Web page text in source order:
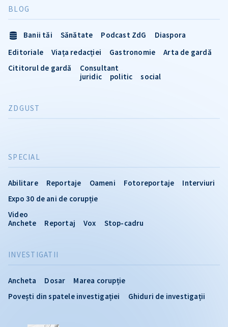
INVESTIGATII
Ancheta Dosar
Marea corupție
Povești din spatele investigației
Ghiduri de investigații
SPECIAL
Abilitare Reportaje Oameni Fotoreportaje
Interviuri
Expo 30 de ani de corupție
Video
Anchete
Reportaj Vox Stop-cadru
BLOG
Banii tăi Sănătate Podcast ZdG
Diaspora
Editoriale
Viața redacției Gastronomie
Arta de gardă
Cititorul de gardă
Consultant
juridic
politic social
ZDGUST